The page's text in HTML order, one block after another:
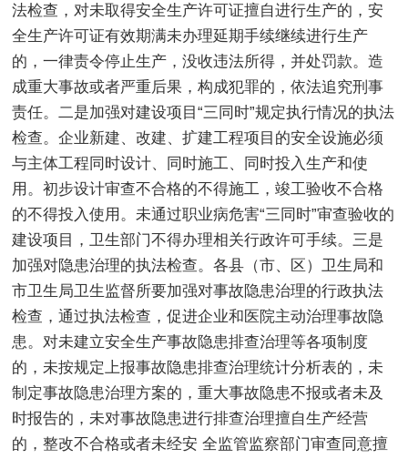
法检查，对未取得安全生产许可证擅自进行生产的，安
全生产许可证有效期满未办理延期手续继续进行生产
的，一律责令停止生产，没收违法所得，并处罚款。造
成重大事故或者严重后果，构成犯罪的，依法追究刑事
责任。二是加强对建设项目“三同时”规定执行情况的执法
检查。企业新建、改建、扩建工程项目的安全设施必须
与主体工程同时设计、同时施工、同时投入生产和使
用。初步设计审查不合格的不得施工，竣工验收不合格
的不得投入使用。未通过职业病危害“三同时”审查验收的
建设项目，卫生部门不得办理相关行政许可手续。三是
加强对隐患治理的执法检查。各县（市、区）卫生局和
市卫生局卫生监督所要加强对事故隐患治理的行政执法
检查，通过执法检查，促进企业和医院主动治理事故隐
患。对未建立安全生产事故隐患排查治理等各项制度
的，未按规定上报事故隐患排查治理统计分析表的，未
制定事故隐患治理方案的，重大事故隐患不报或者未及
时报告的，未对事故隐患进行排查治理擅自生产经营
的，整改不合格或者未经安 全监管监察部门审查同意擅